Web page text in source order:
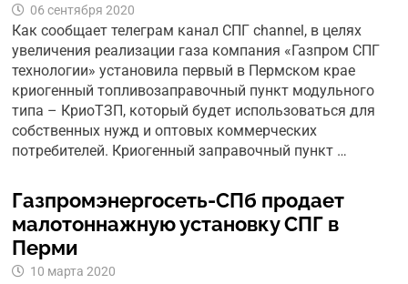
06 сентября 2020
Как сообщает телеграм канал СПГ channel, в целях
увеличения реализации газа компания «Газпром СПГ
технологии» установила первый в Пермском крае
криогенный топливозаправочный пункт модульного
типа – КриоТЗП, который будет использоваться для
собственных нужд и оптовых коммерческих
потребителей. Криогенный заправочный пункт …
Газпром­энергосеть-СПб продает
малотоннажную установку СПГ в
Перми
10 марта 2020